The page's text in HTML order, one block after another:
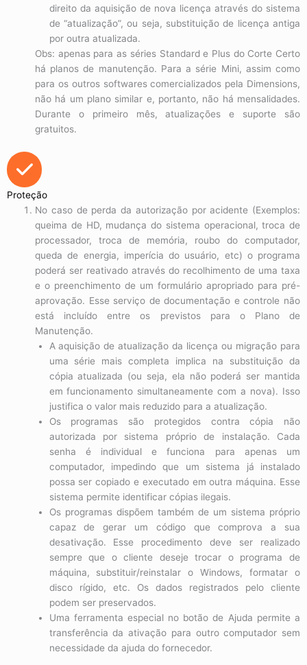
direito da aquisição de nova licença através do sistema
de “atualização”, ou seja, substituição de licença antiga
por outra atualizada.
Obs: apenas para as séries Standard e Plus do Corte Certo
há planos de manutenção. Para a série Mini, assim como
para os outros softwares comercializados pela Dimensions,
não há um plano similar e, portanto, não há mensalidades.
Durante o primeiro mês, atualizações e suporte são
gratuitos.
Proteção
No caso de perda da autorização por acidente (Exemplos:
queima de HD, mudança do sistema operacional, troca de
processador, troca de memória, roubo do computador,
queda de energia, imperícia do usuário, etc) o programa
poderá ser reativado através do recolhimento de uma taxa
e o preenchimento de um formulário apropriado para pré-
aprovação. Esse serviço de documentação e controle não
está incluído entre os previstos para o Plano de
Manutenção.
A aquisição de atualização da licença ou migração para
uma série mais completa implica na substituição da
cópia atualizada (ou seja, ela não poderá ser mantida
em funcionamento simultaneamente com a nova). Isso
justifica o valor mais reduzido para a atualização.
Os programas são protegidos contra cópia não
autorizada por sistema próprio de instalação. Cada
senha é individual e funciona para apenas um
computador, impedindo que um sistema já instalado
possa ser copiado e executado em outra máquina. Esse
sistema permite identificar cópias ilegais.
Os programas dispõem também de um sistema próprio
capaz de gerar um código que comprova a sua
desativação. Esse procedimento deve ser realizado
sempre que o cliente deseje trocar o programa de
máquina, substituir/reinstalar o Windows, formatar o
disco rígido, etc. Os dados registrados pelo cliente
podem ser preservados.
Uma ferramenta especial no botão de Ajuda permite a
transferência da ativação para outro computador sem
necessidade da ajuda do fornecedor.